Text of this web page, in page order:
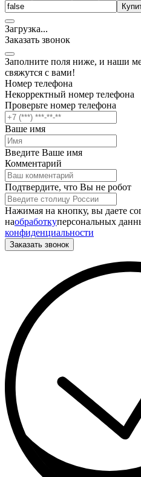
Загрузка...
Заказать звонок
Заполните поля ниже, и наши
свяжутся с вами!
Номер телефона
Некорректный номер телефона
Проверьте номер телефона
Ваше имя
Введите Ваше имя
Комментарий
Подтвердите, что Вы не робот
Нажимая на кнопку, вы даете
наобработкуперсональных
конфиденциальности
Заказать звонок